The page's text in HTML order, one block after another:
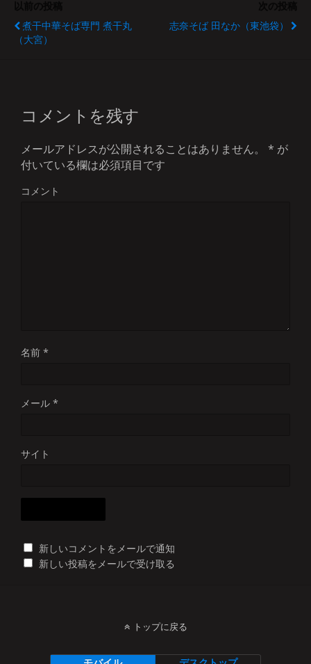
煮干中華そば専門 煮干丸
（大宮）
志奈そば 田なか（東池袋）
コメントを残す
メールアドレスが公開されることはありません。 * が
付いている欄は必須項目です
コメント
名前 *
メール *
サイト
新しいコメントをメールで通知
新しい投稿をメールで受け取る
トップに戻る